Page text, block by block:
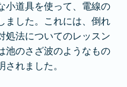
小道具を使って、電線の
ました。これには、倒れ
処法についてのレッスン
池のさざ波のようなもの
れました。